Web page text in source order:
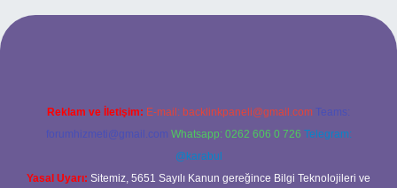
Reklam ve İletişim: E-mail: backlinkpaneli@gmail.com Teams:
forumhizmeti@gmail.com Whatsapp: 0262 606 0 726 Telegram:
@karabul
Yasal Uyarı: Sitemiz, 5651 Sayılı Kanun gereğince Bilgi Teknolojileri ve